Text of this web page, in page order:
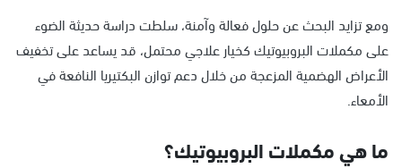
ومع تزايد البحث عن حلول فعالة وآمنة، سلطت دراسة حديثة الضوء
على مكملات البروبيوتيك كخيار علاجي محتمل، قد يساعد على تخفيف
الأعراض الهضمية المزعجة من خلال دعم توازن البكتيريا النافعة في
الأمعاء.
ما هي مكملات البروبيوتيك؟